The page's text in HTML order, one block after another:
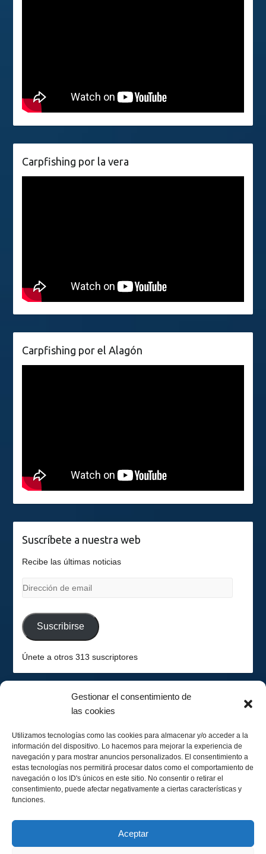
Gestionar el consentimiento de
las cookies
Utilizamos tecnologías como las cookies para almacenar y/o acceder a la
información del dispositivo. Lo hacemos para mejorar la experiencia de
navegación y para mostrar anuncios personalizados. El consentimiento a
estas tecnologías nos permitirá procesar datos como el comportamiento de
navegación o los ID's únicos en este sitio. No consentir o retirar el
consentimiento, puede afectar negativamente a ciertas características y
funciones.
Aceptar
Carpfishing por la vera
Carpfishing por el Alagón
Suscríbete a nuestra web
Recibe las últimas noticias
Dirección
email
Suscribirse
Únete a otros 313 suscriptores
Hemisferio Sur
Calendario Lunar